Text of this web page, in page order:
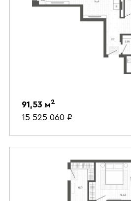
91,53 м2
15 525 060 ₽